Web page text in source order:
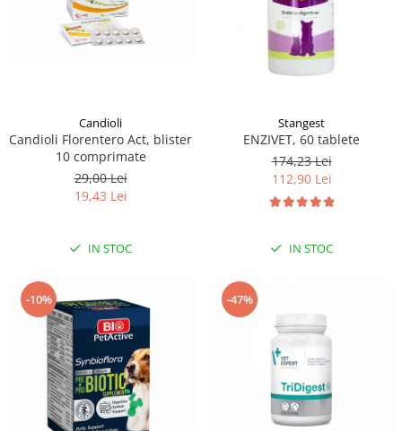
Candioli
Candioli Florentero Act, blister
10 comprimate
29,00 Lei
19,43 Lei
IN STOC
Stangest
ENZIVET, 60 tablete
174,23 Lei
112,90 Lei
IN STOC
-10% -47%